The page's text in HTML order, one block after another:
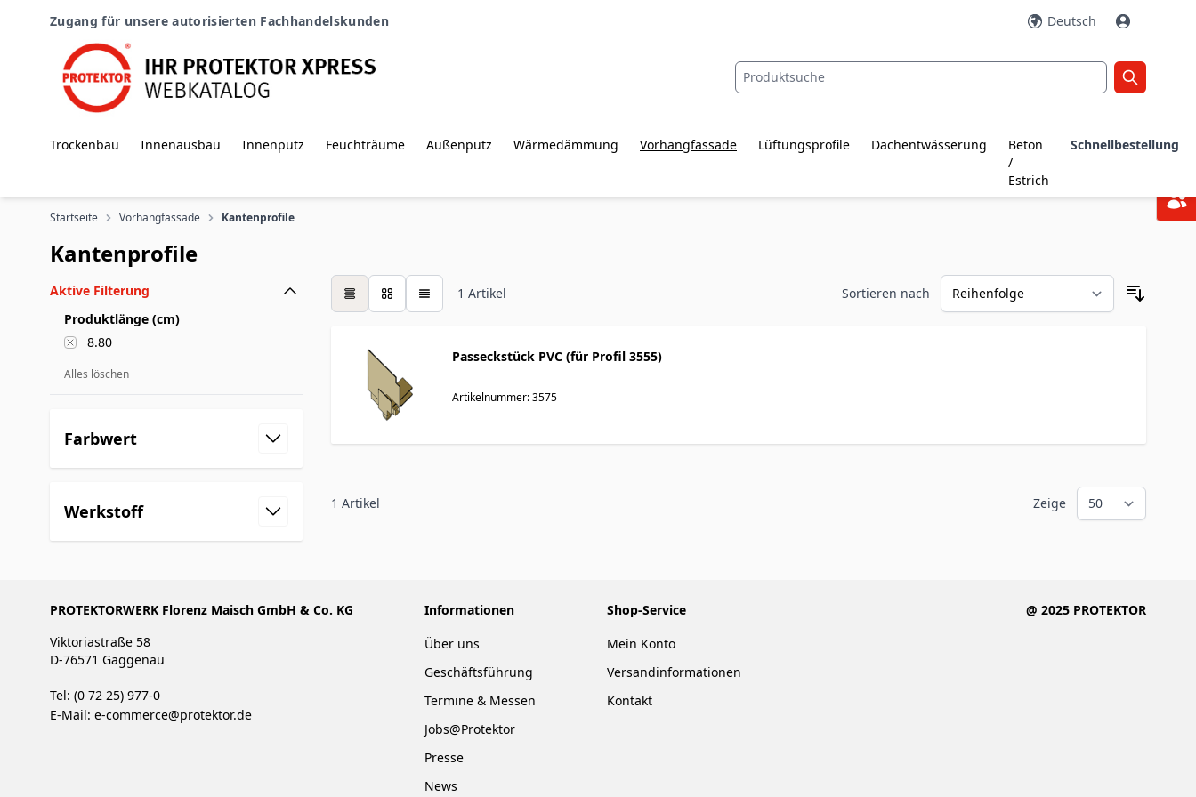
Zugang für unsere autorisierten Fachhandelskunden Deutsch
Trockenbau Innenausbau Innenputz Feuchträume Außenputz Wärmedämmung Vorhangfassade Lüftungsprofile Dachentwässerung
Beton
/
Estrich
Schnellbestellung
Startseite Vorhangfassade Kantenprofile
Kantenprofile
Aktive Filterung
Produktlänge (cm)
8.80
Alles löschen
Farbwert
Werkstoff
1 Artikel
Tabelle Sortieren nach
Passeckstück PVC (für Profil 3555)
Artikelnummer: 3575
1 Artikel Zeige
PROTEKTORWERK Florenz Maisch GmbH & Co. KG
Viktoriastraße 58
D-76571 Gaggenau
Tel: (0 72 25) 977-0
E-Mail: e-commerce@protektor.de
Informationen
Über uns
Geschäftsführung
Termine & Messen
Jobs@Protektor
Presse
News
Shop-Service
Mein Konto
Versandinformationen
Kontakt
@ 2025 PROTEKTOR